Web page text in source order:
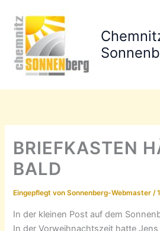
Inhalt
springen
BRIEFKASTEN
BALD
Eingepflegt von Sonnenberg-Webmaster/
In der kleinen Post auf dem
In der Vorweihnachtszeit hatte